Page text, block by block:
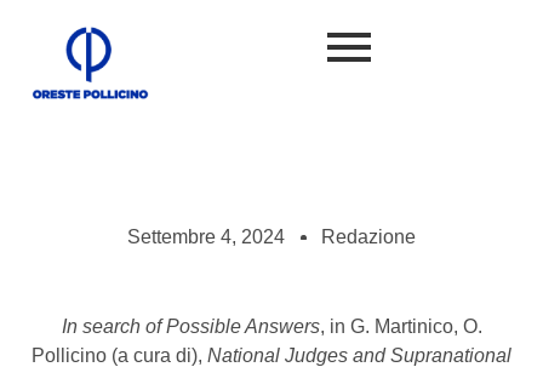
Settembre 4, 2024 Redazione
In search of Possible Answers, in G. Martinico, O.
Pollicino (a cura di), National Judges and Supranational